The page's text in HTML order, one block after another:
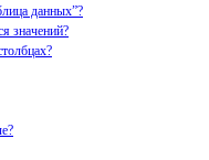
данных”?
значений?